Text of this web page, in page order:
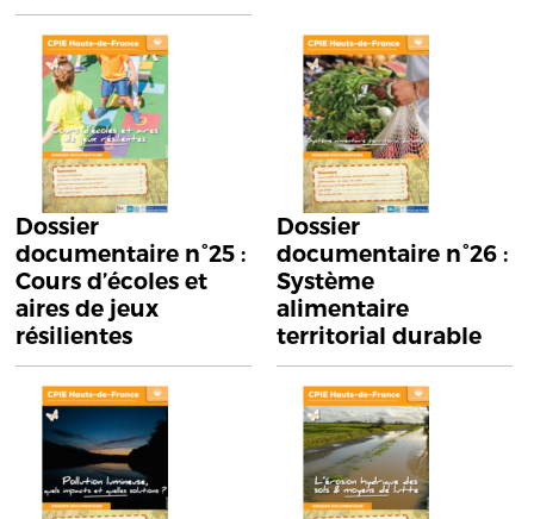
Dossier
documentaire n°25 :
Cours d’écoles et
aires de jeux
résilientes
Dossier
documentaire n°26 :
Système
alimentaire
territorial durable